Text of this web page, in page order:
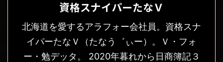
資格スナイパーたなＶ
北海道を愛するアラフォー会社員。資格スナ
イパーたなＶ（たなう゛ぃー）。Ｖ・フォ
ー・勉デッタ。 2020年暮れから日商簿記３